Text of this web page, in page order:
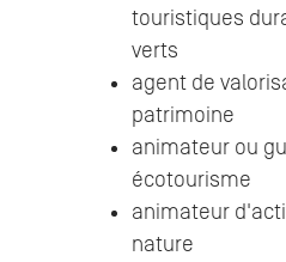
touristiques
verts
agent de
patrimoine
animateur ou
écotourisme
animateur
nature